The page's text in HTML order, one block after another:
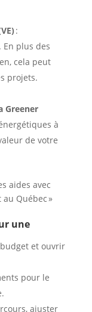
:
En plus des
cela peut
projets.
Greener
à
de votre
aides avec
Québec »
une
et ouvrir
pour le
ajuster